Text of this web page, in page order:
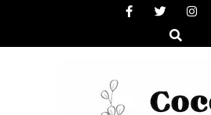
content
Search